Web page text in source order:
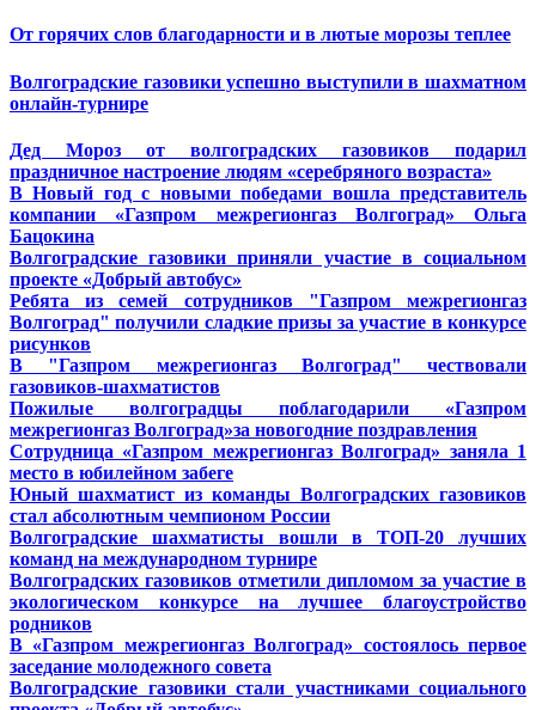
От горячих слов благодарности и в лютые морозы теплее
Волгоградские газовики успешно выступили в шахматном
онлайн-турнире
Дед Мороз от волгоградских газовиков подарил
праздничное настроение людям «серебряного возраста»
В Новый год с новыми победами вошла представитель
компании «Газпром межрегионгаз Волгоград» Ольга
Бацокина
Волгоградские газовики приняли участие в социальном
проекте «Добрый автобус»
Ребята из семей сотрудников "Газпром межрегионгаз
Волгоград" получили сладкие призы за участие в конкурсе
рисунков
В "Газпром межрегионгаз Волгоград" чествовали
газовиков-шахматистов
Пожилые волгоградцы поблагодарили «Газпром
межрегионгаз Волгоград»за новогодние поздравления
Сотрудница «Газпром межрегионгаз Волгоград» заняла 1
место в юбилейном забеге
Юный шахматист из команды Волгоградских газовиков
стал абсолютным чемпионом России
Волгоградские шахматисты вошли в ТОП-20 лучших
команд на международном турнире
Волгоградских газовиков отметили дипломом за участие в
экологическом конкурсе на лучшее благоустройство
родников
В «Газпром межрегионгаз Волгоград» состоялось первое
заседание молодежного совета
Волгоградские газовики стали участниками социального